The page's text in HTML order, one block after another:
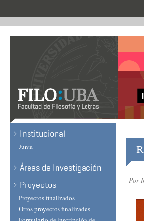
Institucional
Junta
Áreas de Investigación
Proyectos
Proyectos finalizados
Otros proyectos finalizados
Por